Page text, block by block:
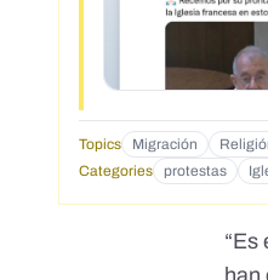
Si importas barbarie
Topics Migración
Categories
protestas
“Es